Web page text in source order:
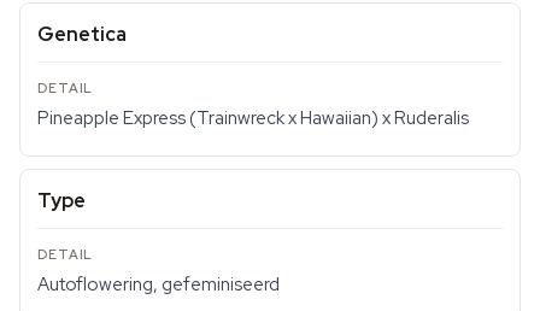
Genetica
Pineapple Express (Trainwreck x Hawaiian) x Ruderalis
Type
Autoflowering, gefeminiseerd